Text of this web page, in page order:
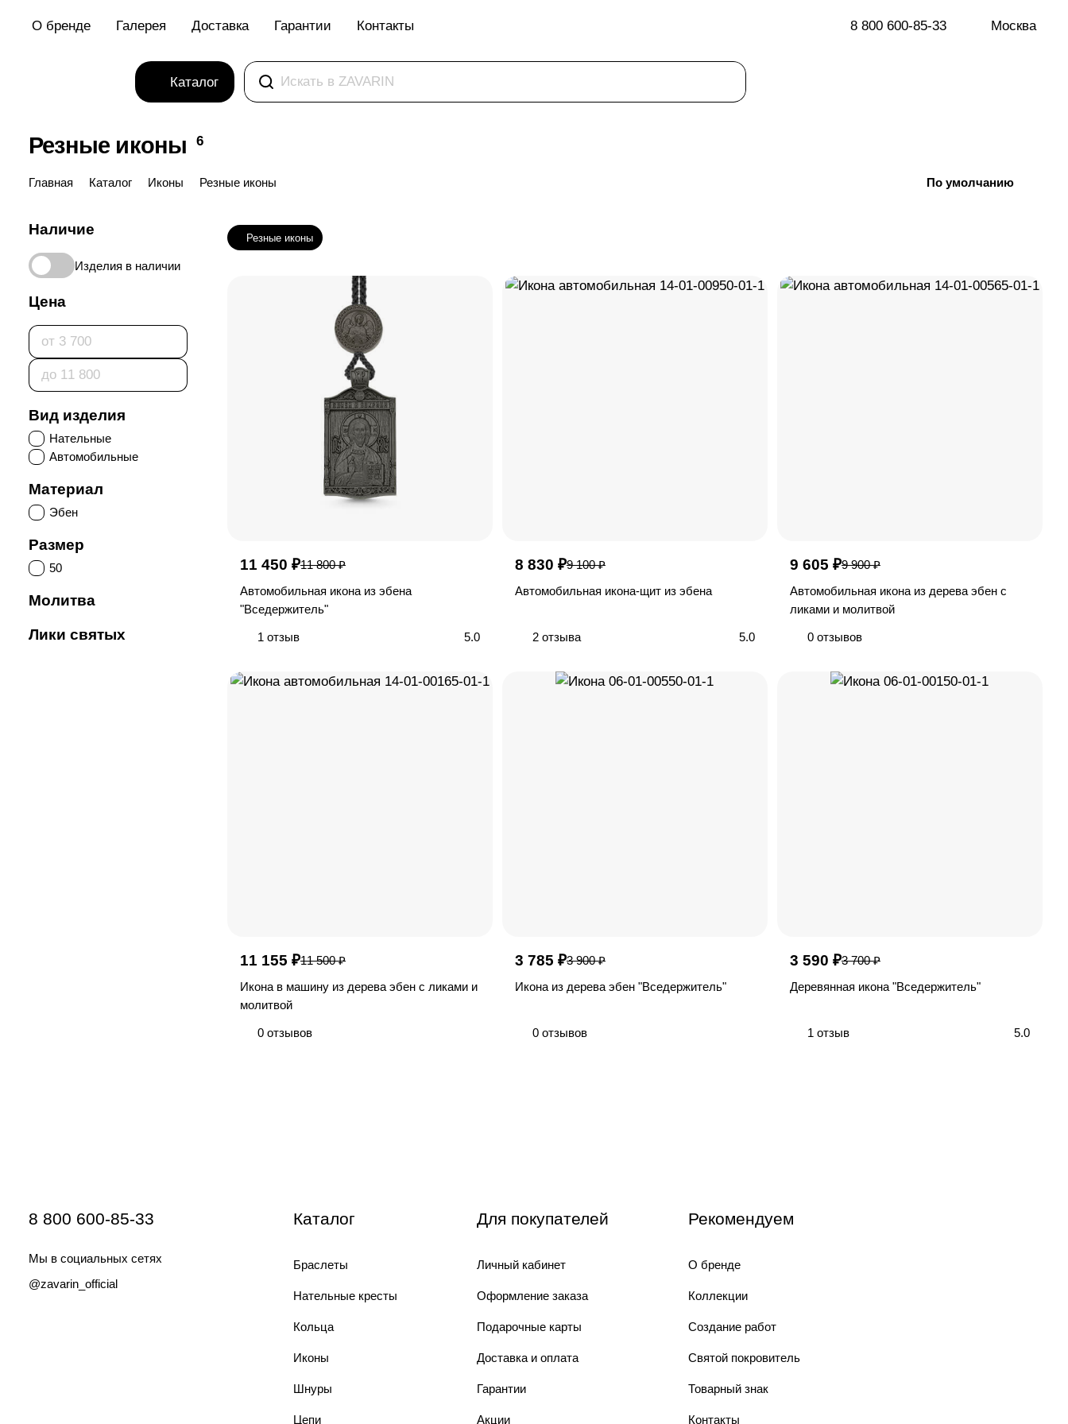
О бренде Галерея Доставка Гарантии Контакты 8 800 600-85-33 Москва
Каталог
Резные иконы 6
Главная Каталог Иконы Резные иконы По умолчанию
Наличие
Изделия в наличии
Цена
Вид изделия
Нательные
Автомобильные
Материал
Эбен
Размер
50
Молитва
Спаси и сохрани
Лики святых
Резные иконы
11 450 ₽11 800 ₽
Автомобильная икона из эбена
"Вседержитель"
1 отзыв 5.0
8 830 ₽9 100 ₽
Автомобильная икона-щит из эбена
2 отзыва 5.0
9 605 ₽9 900 ₽
Автомобильная икона из дерева эбен с
ликами и молитвой
0 отзывов
11 155 ₽11 500 ₽
Икона в машину из дерева эбен с ликами и
молитвой
0 отзывов
3 785 ₽3 900 ₽
Икона из дерева эбен "Вседержитель"
0 отзывов
3 590 ₽3 700 ₽
Деревянная икона "Вседержитель"
1 отзыв 5.0
8 800 600-85-33
Мы в социальных сетях
@zavarin_official
Каталог
Браслеты
Нательные кресты
Кольца
Иконы
Шнуры
Цепи
Для покупателей
Личный кабинет
Оформление заказа
Подарочные карты
Доставка и оплата
Гарантии
Акции
Рекомендуем
О бренде
Коллекции
Создание работ
Святой покровитель
Товарный знак
Контакты